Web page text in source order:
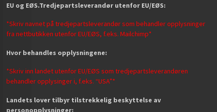
EU og EØS.Tredjepartsleverandør utenfor EU/EØS:
*Skriv navnet på tredjepartsleverandør som behandler opplysninger
fra nettbutikken utenfor EU/EØS, f.eks. Mailchimp*
Hvor behandles opplysningene:
*Skriv inn landet utenfor EU/EØS som tredjepartsleverandøren
behandler opplysinger i, f.eks. “USA”*
Landets lover tilbyr tilstrekkelig beskyttelse av
personopplysninger: